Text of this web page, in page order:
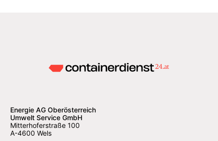
Energie AG Oberösterreich
Umwelt Service GmbH
Mitterhoferstraße 100
A-4600 Wels